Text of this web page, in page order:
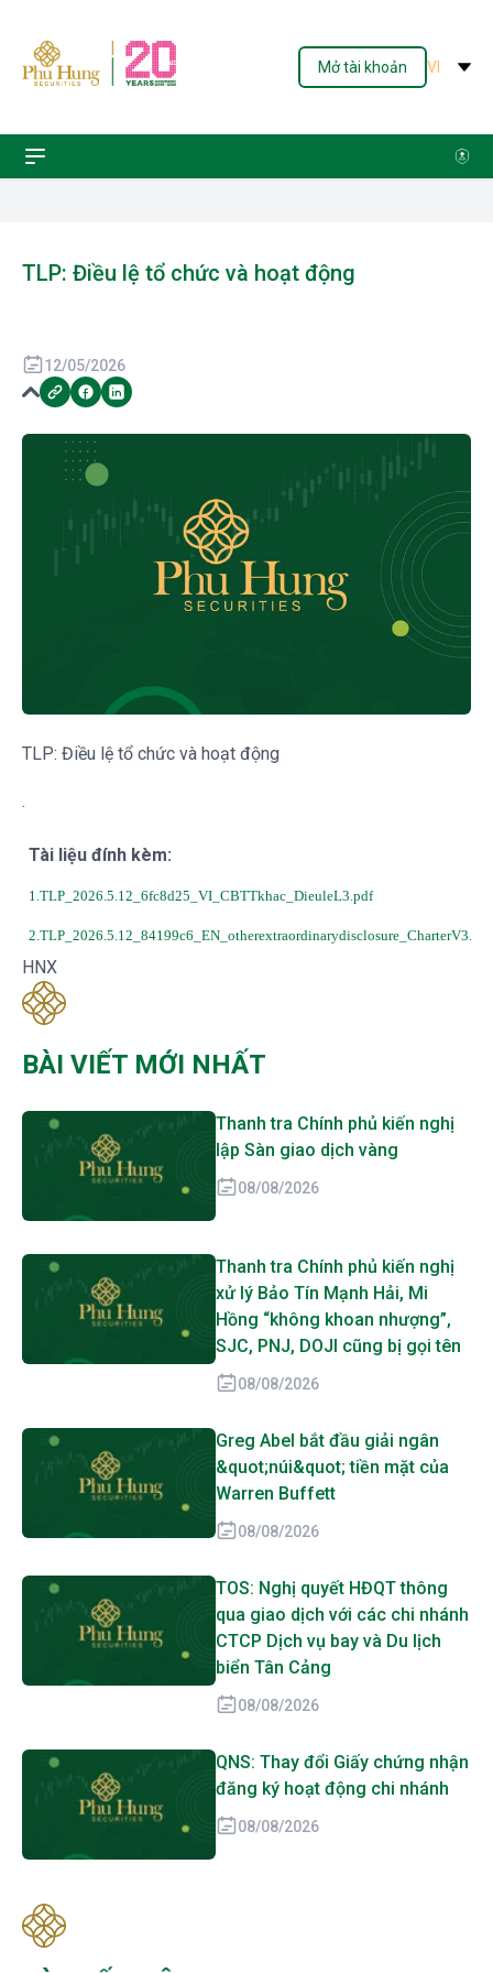
Mở tài khoản VI
TLP: Điều lệ tổ chức và hoạt động
12/05/2026
TLP: Điều lệ tổ chức và hoạt động
.
Tài liệu đính kèm:
1.TLP_2026.5.12_6fc8d25_VI_CBTTkhac_DieuleL3.pdf
2.TLP_2026.5.12_84199c6_EN_otherextraordinarydisclosure_CharterV3.pdf
HNX
BÀI VIẾT MỚI NHẤT
Thanh tra Chính phủ kiến nghị
lập Sàn giao dịch vàng
08/08/2026
Thanh tra Chính phủ kiến nghị
xử lý Bảo Tín Mạnh Hải, Mi
Hồng “không khoan nhượng”,
SJC, PNJ, DOJI cũng bị gọi tên
08/08/2026
Greg Abel bắt đầu giải ngân
&quot;núi&quot; tiền mặt của
Warren Buffett
08/08/2026
TOS: Nghị quyết HĐQT thông
qua giao dịch với các chi nhánh
CTCP Dịch vụ bay và Du lịch
biển Tân Cảng
08/08/2026
QNS: Thay đổi Giấy chứng nhận
đăng ký hoạt động chi nhánh
08/08/2026